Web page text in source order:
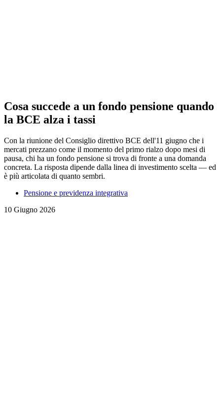
Cosa succede a un fondo pensione quando
la BCE alza i tassi
Con la riunione del Consiglio direttivo BCE dell'11 giugno che i
mercati prezzano come il momento del primo rialzo dopo mesi di
pausa, chi ha un fondo pensione si trova di fronte a una domanda
concreta. La risposta dipende dalla linea di investimento scelta — ed
è più articolata di quanto sembri.
Pensione e previdenza integrativa
10 Giugno 2026